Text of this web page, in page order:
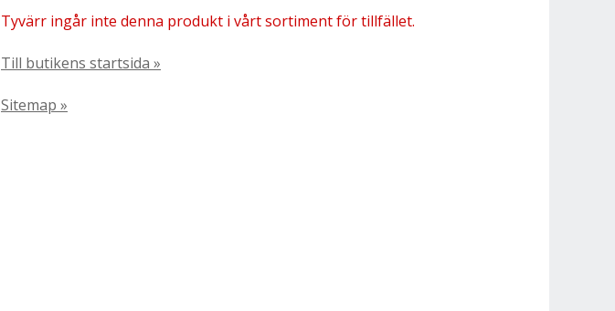
Tyvärr ingår inte denna produkt i vårt sortiment för tillfället.
Till butikens startsida »
Sitemap »